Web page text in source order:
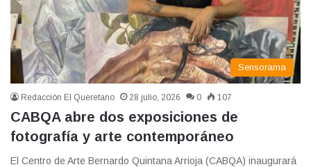
Sensorama
Redacción El Queretano 28 julio, 2026 0 107
CABQA abre dos exposiciones de
fotografía y arte contemporáneo
El Centro de Arte Bernardo Quintana Arrioja (CABQA) inaugurará